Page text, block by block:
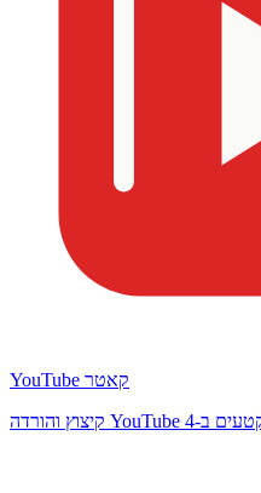
YouTube קאטר